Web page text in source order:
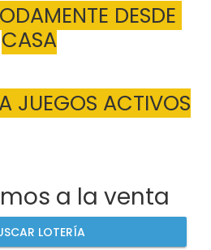
DESDE
CASA
JUEGOS ACTIVOS
a la venta
LOTERÍA